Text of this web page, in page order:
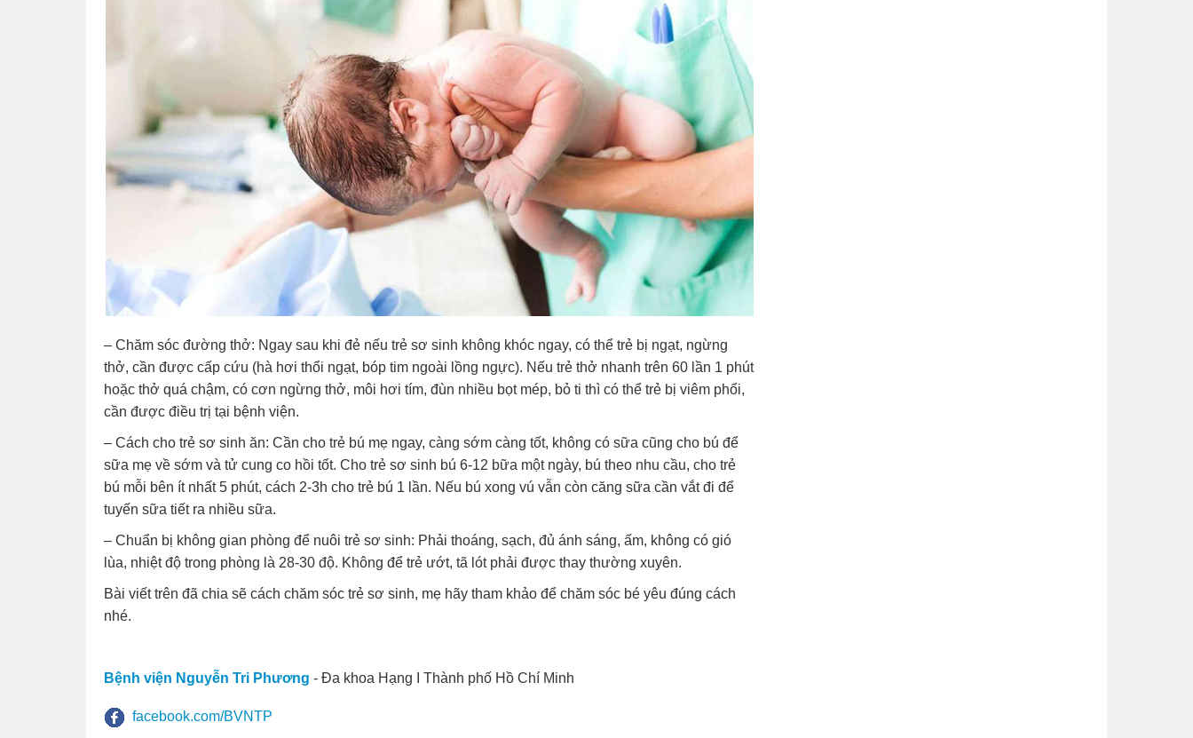
– Chăm sóc đường thở: Ngay sau khi đẻ nếu trẻ sơ sinh không khóc ngay, có thể trẻ bị ngạt, ngừng
thở, cần được cấp cứu (hà hơi thổi ngạt, bóp tim ngoài lồng ngực). Nếu trẻ thở nhanh trên 60 lần 1 phút
hoặc thở quá chậm, có cơn ngừng thở, môi hơi tím, đùn nhiều bọt mép, bỏ ti thì có thể trẻ bị viêm phổi,
cần được điều trị tại bệnh viện.
– Cách cho trẻ sơ sinh ăn: Cần cho trẻ bú mẹ ngay, càng sớm càng tốt, không có sữa cũng cho bú để
sữa mẹ về sớm và tử cung co hồi tốt. Cho trẻ sơ sinh bú 6-12 bữa một ngày, bú theo nhu cầu, cho trẻ
bú mỗi bên ít nhất 5 phút, cách 2-3h cho trẻ bú 1 lần. Nếu bú xong vú vẫn còn căng sữa cần vắt đi để
tuyến sữa tiết ra nhiều sữa.
– Chuẩn bị không gian phòng để nuôi trẻ sơ sinh: Phải thoáng, sạch, đủ ánh sáng, ấm, không có gió
lùa, nhiệt độ trong phòng là 28-30 độ. Không để trẻ ướt, tã lót phải được thay thường xuyên.
Bài viết trên đã chia sẽ cách chăm sóc trẻ sơ sinh, mẹ hãy tham khảo để chăm sóc bé yêu đúng cách
nhé.
Bệnh viện Nguyễn Tri Phương - Đa khoa Hạng I Thành phố Hồ Chí Minh
facebook.com/BVNTP